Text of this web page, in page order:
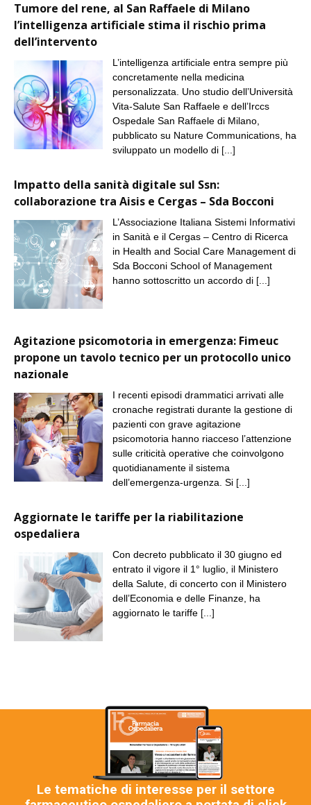
Tumore del rene, al San Raffaele di Milano
l’intelligenza artificiale stima il rischio prima
dell’intervento
L’intelligenza artificiale entra sempre più
concretamente nella medicina
personalizzata. Uno studio dell’Università
Vita-Salute San Raffaele e dell’Irccs
Ospedale San Raffaele di Milano,
pubblicato su Nature Communications, ha
sviluppato un modello di [...]
Impatto della sanità digitale sul Ssn:
collaborazione tra Aisis e Cergas – Sda Bocconi
L’Associazione Italiana Sistemi Informativi
in Sanità e il Cergas – Centro di Ricerca
in Health and Social Care Management di
Sda Bocconi School of Management
hanno sottoscritto un accordo di [...]
Agitazione psicomotoria in emergenza: Fimeuc
propone un tavolo tecnico per un protocollo unico
nazionale
I recenti episodi drammatici arrivati alle
cronache registrati durante la gestione di
pazienti con grave agitazione
psicomotoria hanno riacceso l’attenzione
sulle criticità operative che coinvolgono
quotidianamente il sistema
dell’emergenza-urgenza. Si [...]
Aggiornate le tariffe per la riabilitazione
ospedaliera
Con decreto pubblicato il 30 giugno ed
entrato il vigore il 1° luglio, il Ministero
della Salute, di concerto con il Ministero
dell’Economia e delle Finanze, ha
aggiornato le tariffe [...]
Le tematiche di interesse per il settore